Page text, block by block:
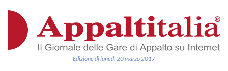
Edizione di lunedì 20 marzo 2017